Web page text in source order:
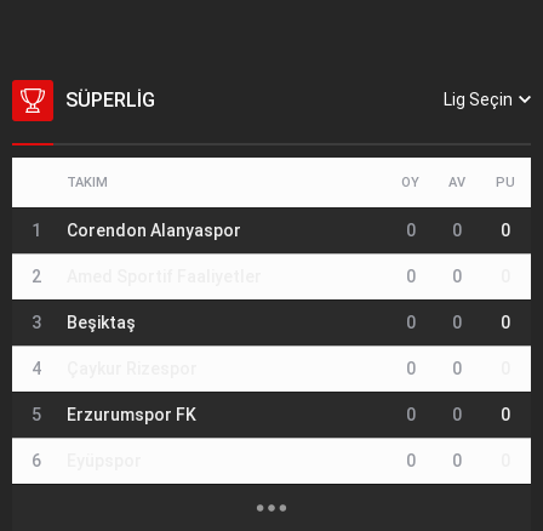
SÜPERLIG Lig Seçin
TAKIM OY AV PU
1 Corendon Alanyaspor 0 0 0
2 0 0
3 Beşiktaş 0 0 0
4 0 0
5 Erzurumspor FK 0 0 0
6 0 0